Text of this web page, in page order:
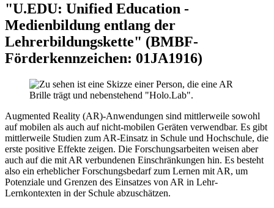
"U.EDU: Unified Education -
Medienbildung entlang der
Lehrerbildungskette" (BMBF-
Förderkennzeichen: 01JA1916)
Augmented Reality (AR)-Anwendungen sind mittlerweile sowohl
auf mobilen als auch auf nicht-mobilen Geräten verwendbar. Es gibt
mittlerweile Studien zum AR-Einsatz in Schule und Hochschule, die
erste positive Effekte zeigen. Die Forschungsarbeiten weisen aber
auch auf die mit AR verbundenen Einschränkungen hin. Es besteht
also ein erheblicher Forschungsbedarf zum Lernen mit AR, um
Potenziale und Grenzen des Einsatzes von AR in Lehr-
Lernkontexten in der Schule abzuschätzen.